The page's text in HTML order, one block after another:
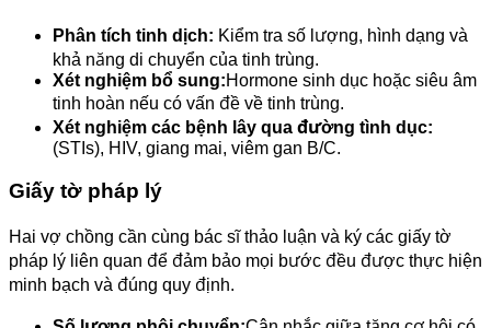
Phân tích tinh dịch: Kiểm tra số lượng, hình dạng và
khả năng di chuyển của tinh trùng.
Xét nghiệm bổ sung:Hormone sinh dục hoặc siêu âm
tinh hoàn nếu có vấn đề về tinh trùng.
Xét nghiệm các bệnh lây qua đường tình dục:
(STIs), HIV, giang mai, viêm gan B/C.
Giấy tờ pháp lý
Hai vợ chồng cần cùng bác sĩ thảo luận và ký các giấy tờ
pháp lý liên quan để đảm bảo mọi bước đều được thực hiện
minh bạch và đúng quy định.